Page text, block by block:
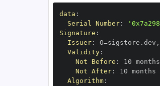
data :
Serial Number:
Signature :
Issuer: O=sigstore.dev ,
Validity:
Not Before : 10
Not After: 10 months
Algorithm: